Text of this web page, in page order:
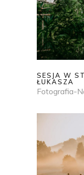
SESJA W
ŁUKASZA
Fotografia-